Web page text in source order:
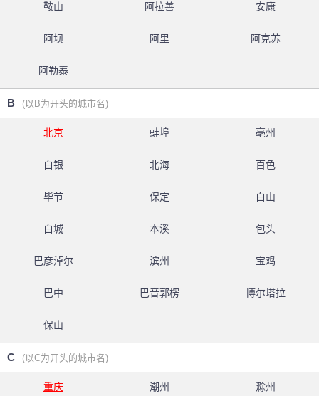
鞍山 阿拉善 安康
阿坝 阿里 阿克苏
阿勒泰
B (以B为开头的城市名)
北京 蚌埠 亳州
白银 北海 百色
毕节 保定 白山
白城 本溪 包头
巴彦淖尔 滨州 宝鸡
巴中 巴音郭楞 博尔塔拉
保山
C (以C为开头的城市名)
重庆 潮州 滁州